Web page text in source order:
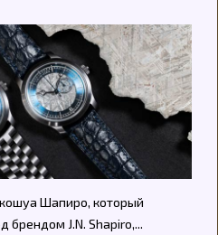
Шапиро, который
брендом J.N. Shapiro,...